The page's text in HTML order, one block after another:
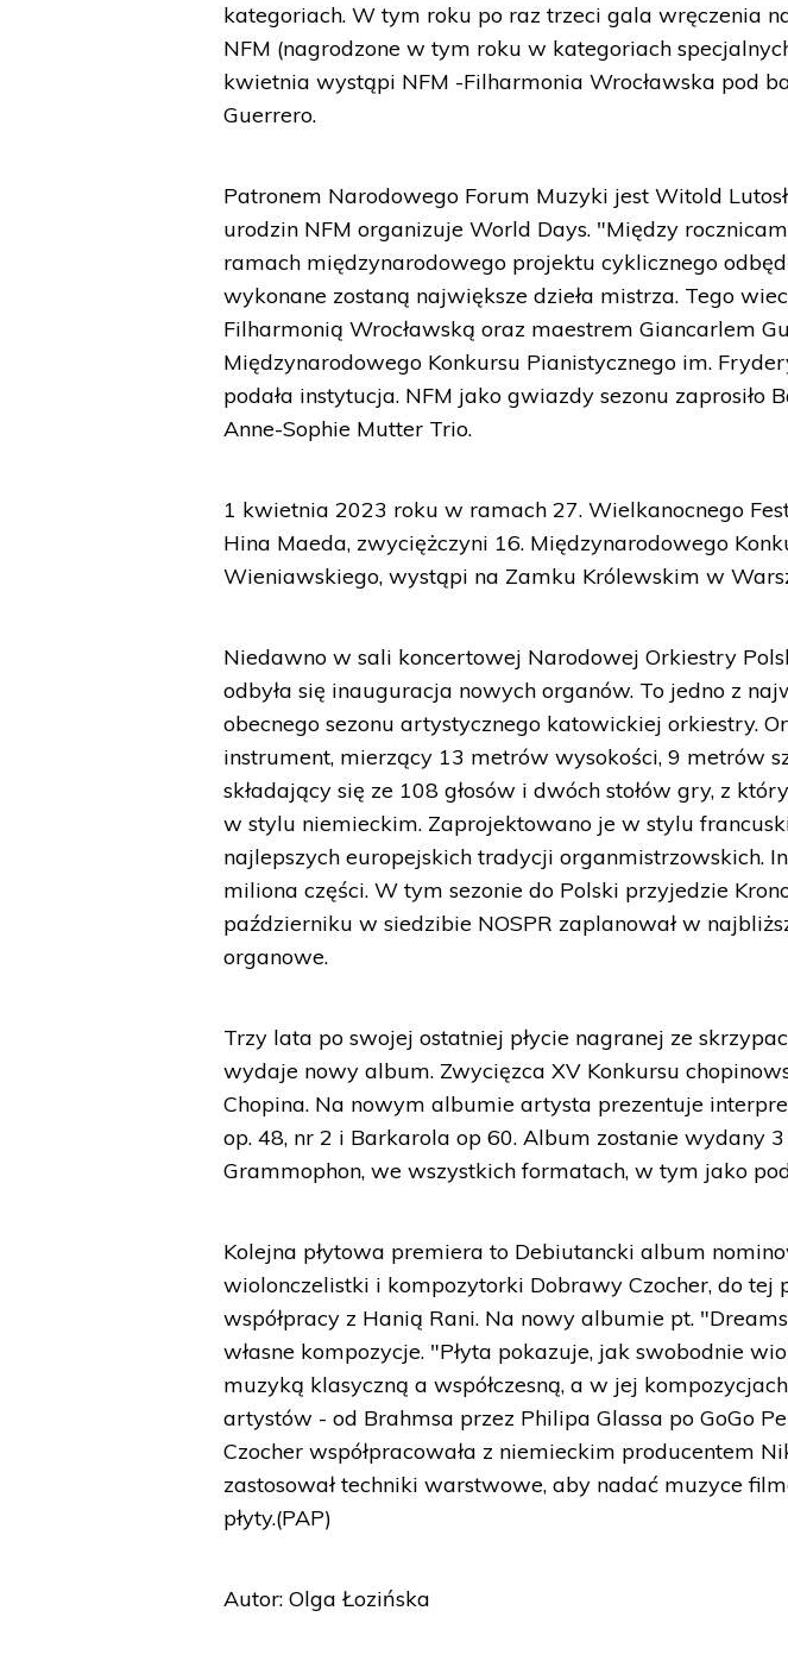
kategoriach. W tym roku po raz trzeci gala wręczenia
NFM (nagrodzone w tym roku w kategoriach
kwietnia wystąpi NFM -Filharmonia Wrocławska pod
Guerrero.
Patronem Narodowego Forum Muzyki jest Witold
urodzin NFM organizuje World Days. "Między
ramach międzynarodowego projektu cyklicznego
wykonane zostaną największe dzieła mistrza. Tego
Filharmonią Wrocławską oraz maestrem Giancarlem
Międzynarodowego Konkursu Pianistycznego im.
podała instytucja. NFM jako gwiazdy sezonu zaprosiło
Anne-Sophie Mutter Trio.
1 kwietnia 2023 roku w ramach 27. Wielkanocnego
Hina Maeda, zwyciężczyni 16. Międzynarodowego
Wieniawskiego, wystąpi na Zamku Królewskim w
Niedawno w sali koncertowej Narodowej Orkiestry
odbyła się inauguracja nowych organów. To jedno z
obecnego sezonu artystycznego katowickiej orkiestry.
instrument, mierzący 13 metrów wysokości, 9 metrów
składający się ze 108 głosów i dwóch stołów gry, z
w stylu niemieckim. Zaprojektowano je w stylu
najlepszych europejskich tradycji organmistrzowskich.
miliona części. W tym sezonie do Polski przyjedzie
październiku w siedzibie NOSPR zaplanował w
organowe.
Trzy lata po swojej ostatniej płycie nagranej ze
wydaje nowy album. Zwycięzca XV Konkursu
Chopina. Na nowym albumie artysta prezentuje
op. 48, nr 2 i Barkarola op 60. Album zostanie wydany
Grammophon, we wszystkich formatach, w tym jako
Kolejna płytowa premiera to Debiutancki album
wiolonczelistki i kompozytorki Dobrawy Czocher, do tej
współpracy z Hanią Rani. Na nowy albumie pt.
własne kompozycje. "Płyta pokazuje, jak swobodnie
muzyką klasyczną a współczesną, a w jej
artystów - od Brahmsa przez Philipa Glassa po GoGo
Czocher współpracowała z niemieckim producentem
zastosował techniki warstwowe, aby nadać muzyce
płyty.(PAP)
Autor: Olga Łozińska